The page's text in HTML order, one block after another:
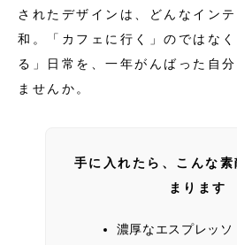
されたデザインは、どんなイン
和。「カフェに行く」のではな
る」日常を、一年がんばった自
ませんか。
手に入れたら、こんな
まります
濃厚なエスプレッソ